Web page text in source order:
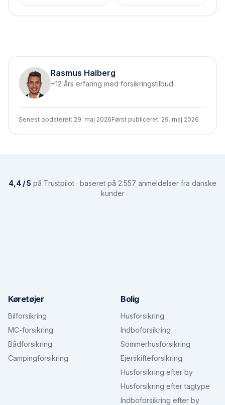
Rasmus Halberg
+12 års erfaring med forsikringstilbud
Senest opdateret: 29. maj 2026Først publiceret: 29. maj 2026
4,4 / 5 på Trustpilot · baseret på 2.557 anmeldelser fra danske
kunder
Køretøjer
Bilforsikring
MC-forsikring
Bådforsikring
Campingforsikring
Bolig
Husforsikring
Indboforsikring
Sommerhusforsikring
Ejerskifteforsikring
Husforsikring efter by
Husforsikring efter tagtype
Indboforsikring efter by